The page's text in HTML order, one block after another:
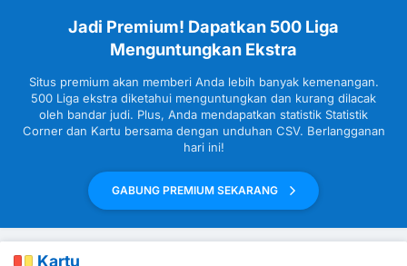
Jadi Premium! Dapatkan 500 Liga
Menguntungkan Ekstra
Situs premium akan memberi Anda lebih banyak kemenangan.
500 Liga ekstra diketahui menguntungkan dan kurang dilacak
oleh bandar judi. Plus, Anda mendapatkan statistik Statistik
Corner dan Kartu bersama dengan unduhan CSV. Berlangganan
hari ini!
GABUNG PREMIUM SEKARANG
Kartu